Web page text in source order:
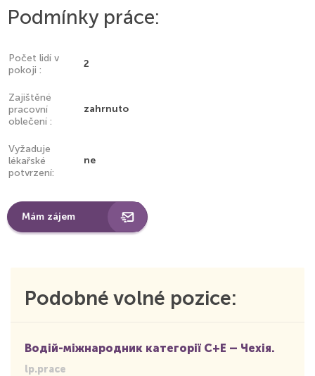
Соц. Пакет, пенсійне, медичне страхування тощо оплачує
Є можливість оформлення пакета документів для отримання
робочої картки на 2 роки. (Робоча віза)
безкоштовно
Podmínky práce:
Počet lidí v
pokoji :
2
Zajištěné
pracovní
oblečení :
zahrnuto
Vyžaduje
lékařské
potvrzení:
ne
Mám zájem
Podobné volné pozice:
Водій-міжнародник категорії С+Е – Чехія.
lp.prace